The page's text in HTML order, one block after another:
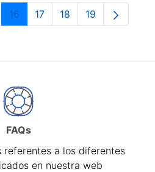
intermedias Use TAB para
Página
16 Página
17 Página
18 Página
19
FAQs
referentes a los diferentes
en nuestra web